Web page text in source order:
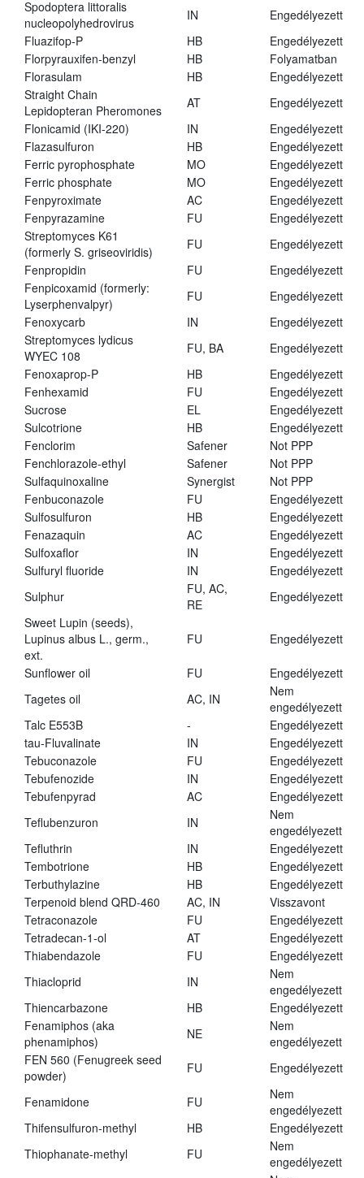
Spodoptera littoralis
nucleopolyhedrovirus
IN
Engedélyezett
Fluazifop-P
HB
Engedélyezett
Florpyrauxifen-benzyl
HB
Folyamatban
Florasulam
HB
Engedélyezett
Straight Chain
Lepidopteran Pheromones
AT
Engedélyezett
Flonicamid (IKI-220)
IN
Engedélyezett
Flazasulfuron
HB
Engedélyezett
Ferric pyrophosphate
MO
Engedélyezett
Ferric phosphate
MO
Engedélyezett
Fenpyroximate
AC
Engedélyezett
Fenpyrazamine
FU
Engedélyezett
Streptomyces K61
(formerly S. griseoviridis)
FU
Engedélyezett
Fenpropidin
FU
Engedélyezett
Fenpicoxamid (formerly:
Lyserphenvalpyr)
FU
Engedélyezett
Fenoxycarb
IN
Engedélyezett
Streptomyces lydicus
WYEC 108
FU, BA
Engedélyezett
Fenoxaprop-P
HB
Engedélyezett
Fenhexamid
FU
Engedélyezett
Sucrose
EL
Engedélyezett
Sulcotrione
HB
Engedélyezett
Fenclorim
Safener
Not PPP
Fenchlorazole-ethyl
Safener
Not PPP
Sulfaquinoxaline
Synergist
Not PPP
Fenbuconazole
FU
Engedélyezett
Sulfosulfuron
HB
Engedélyezett
Fenazaquin
AC
Engedélyezett
Sulfoxaflor
IN
Engedélyezett
Sulfuryl fluoride
IN
Engedélyezett
Sulphur
FU, AC,
RE
Engedélyezett
Sweet Lupin (seeds),
Lupinus albus L., germ.,
ext.
FU Engedélyezett
Sunflower oil FU
Engedélyezett
Tagetes oil
AC, IN
Nem
engedélyezett
Talc E553B
-
Engedélyezett
tau-Fluvalinate
IN
Engedélyezett
Tebuconazole
FU
Engedélyezett
Tebufenozide
IN
Engedélyezett
Tebufenpyrad
AC
Engedélyezett
Teflubenzuron
IN
Nem
engedélyezett
Tefluthrin
IN
Engedélyezett
Tembotrione
HB
Engedélyezett
Terbuthylazine
HB
Engedélyezett
Terpenoid blend QRD-460
AC, IN
Visszavont
Tetraconazole
FU
Engedélyezett
Tetradecan-1-ol
AT
Engedélyezett
Thiabendazole
FU
Engedélyezett
Thiacloprid
IN
Nem
engedélyezett
Thiencarbazone
HB
Engedélyezett
Fenamiphos (aka
phenamiphos)
NE
Nem
engedélyezett
FEN 560 (Fenugreek seed
powder)
FU Engedélyezett
Fenamidone FU
Nem
engedélyezett
Thifensulfuron-methyl
HB
Engedélyezett
Thiophanate-methyl
FU
Nem
engedélyezett